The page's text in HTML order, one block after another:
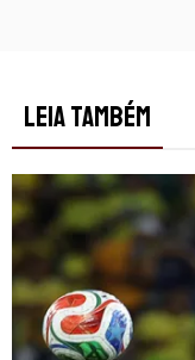
LEIA TAMBÉM